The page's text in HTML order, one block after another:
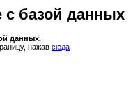
с базой данных
данных.
нажав сюда